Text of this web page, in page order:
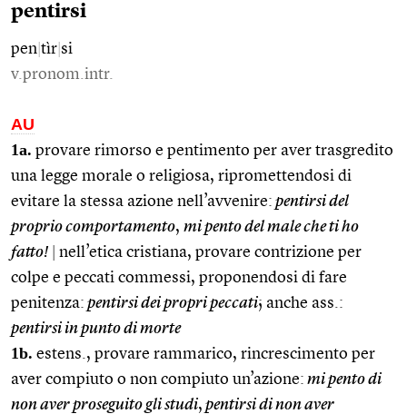
pentirsi
pen tìr si
v.pronom.intr.
AU
1a. provare rimorso e pentimento per aver trasgredito
una legge morale o religiosa, ripromettendosi di
evitare la stessa azione nell’avvenire: pentirsi del
proprio comportamento, mi pento del male che ti ho
fatto!
nell’etica cristiana, provare contrizione per
colpe e peccati commessi, proponendosi di fare
penitenza: pentirsi dei propri peccati; anche ass.:
pentirsi in punto di morte
1b. estens., provare rammarico, rincrescimento per
aver compiuto o non compiuto un’azione: mi pento di
non aver proseguito gli studi, pentirsi di non aver